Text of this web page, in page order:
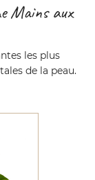
Mains aux
les plus
de la peau.